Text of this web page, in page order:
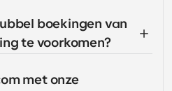
boekingen van
te voorkomen?
met onze